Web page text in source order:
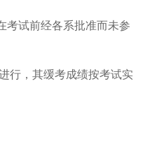
考试前经各系批准而未参
行，其缓考成绩按考试实